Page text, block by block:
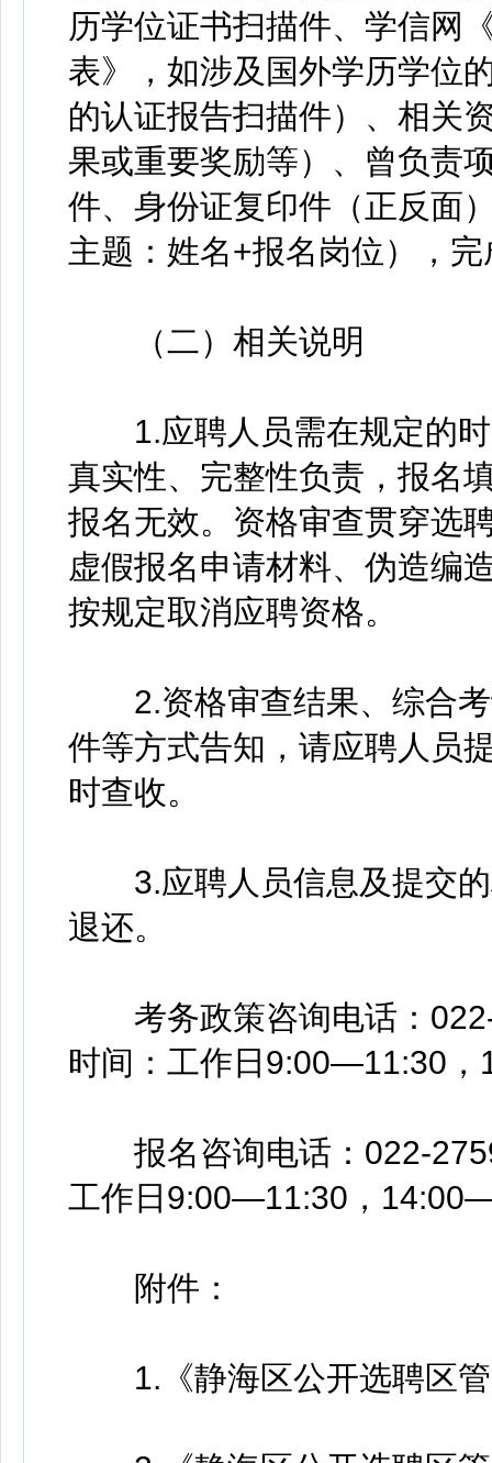
历学位证书扫描件、学信网
表》，如涉及国外学历学位
的认证报告扫描件）、相关
果或重要奖励等）、曾负责
件、身份证复印件（正反面
主题：姓名+报名岗位），
（二）相关说明
1.应聘人员需在规定的时
真实性、完整性负责，报名
报名无效。资格审查贯穿选
虚假报名申请材料、伪造编
按规定取消应聘资格。
2.资格审查结果、综合考
件等方式告知，请应聘人员
时查收。
3.应聘人员信息及提交的
退还。
考务政策咨询电话：022-
时间：工作日9:00—11:30
报名咨询电话：022-
工作日9:00—11:30，
附件：
1.《静海区公开选聘区管